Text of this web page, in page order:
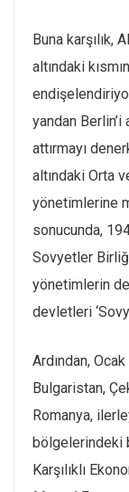
Buna karşılık,
altındaki
yandan Berlin’i
attırmayı
altındaki Orta
yönetimlerine
sonucunda,
Sovyetler
yönetimlerin
devletleri
Ardından,
Bulgaristan,
Romanya,
bölgelerindeki
Karşılıklı